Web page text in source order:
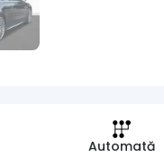
Automată